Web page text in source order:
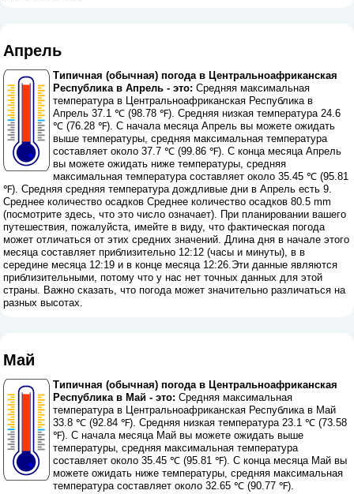
Апрель
Типичная (обычная) погода в Центральноафриканская
Республика в Апрель - это: Средняя максимальная
температура в Центральноафриканская Республика в
Апрель 37.1 ℃ (98.78 ℉). Средняя низкая температура 24.6
℃ (76.28 ℉). С начала месяца Апрель вы можете ожидать
выше температуры, средняя максимальная температура
составляет около 37.7 ℃ (99.86 ℉). С конца месяца Апрель
вы можете ожидать ниже температуры, средняя
максимальная температура составляет около 35.45 ℃ (95.81
℉). Средняя средняя температура дождливые дни в Апрель есть 9.
Среднее количество осадков Среднее количество осадков 80.5 mm
(посмотрите здесь, что это число означает). При планировании вашего
путешествия, пожалуйста, имейте в виду, что фактическая погода
может отличаться от этих средних значений. Длина дня в начале этого
месяца составляет приблизительно 12:12 (часы и минуты), в в
середине месяца 12:19 и в конце месяца 12:26.Эти данные являются
приблизительными, потому что у нас нет точных данных для этой
страны. Важно сказать, что погода может значительно различаться на
разных высотах.
Май
Типичная (обычная) погода в Центральноафриканская
Республика в Май - это: Средняя максимальная
температура в Центральноафриканская Республика в Май
33.8 ℃ (92.84 ℉). Средняя низкая температура 23.1 ℃ (73.58
℉). С начала месяца Май вы можете ожидать выше
температуры, средняя максимальная температура
составляет около 35.45 ℃ (95.81 ℉). С конца месяца Май вы
можете ожидать ниже температуры, средняя максимальная
температура составляет около 32.65 ℃ (90.77 ℉).